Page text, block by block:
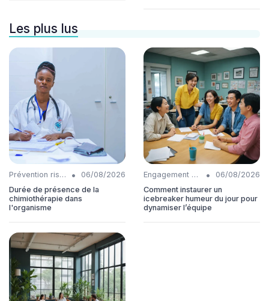
Les plus lus
Prévention risques •
06/08/2026
Durée de présence de la
chimiothérapie dans
l'organisme
Engagement collaborateurs •
06/08/2026
Comment instaurer un
icebreaker humeur du jour pour
dynamiser l’équipe